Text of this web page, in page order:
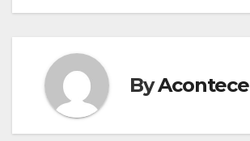
ByAcontece